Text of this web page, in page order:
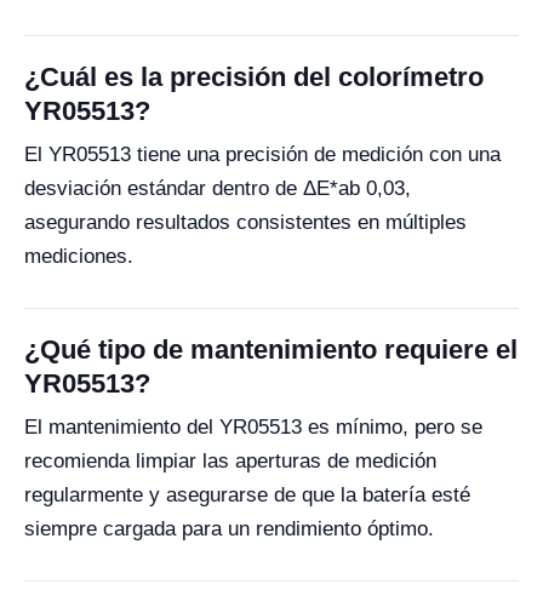
¿Cuál es la precisión del colorímetro
YR05513?
El YR05513 tiene una precisión de medición con una
desviación estándar dentro de ΔE*ab 0,03,
asegurando resultados consistentes en múltiples
mediciones.
¿Qué tipo de mantenimiento requiere el
YR05513?
El mantenimiento del YR05513 es mínimo, pero se
recomienda limpiar las aperturas de medición
regularmente y asegurarse de que la batería esté
siempre cargada para un rendimiento óptimo.